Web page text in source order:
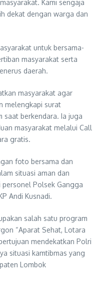
Kami sengaja
dekat dengan warga dan
untuk bersama-
masyarakat serta
daerah.
masyarakat agar
melengkapi surat
saat berkendara. Ia juga
masyarakat melalui Call
gratis.
foto bersama dan
situasi aman dan
Polsek Gangga
Andi Kusnadi.
salah satu program
“Aparat Sehat, Lotara
mendekatkan Polri
situasi kamtibmas yang
Lombok